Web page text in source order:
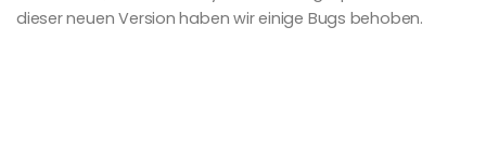
dieser neuen Version haben wir einige Bugs behoben.